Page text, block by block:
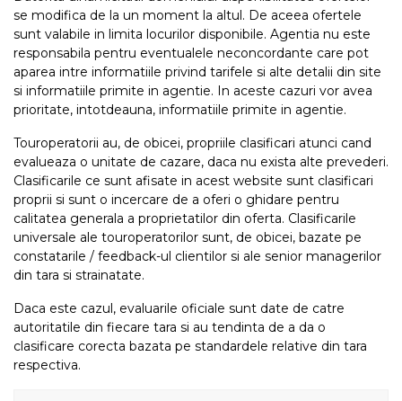
se modifica de la un moment la altul. De aceea ofertele
sunt valabile in limita locurilor disponibile. Agentia nu este
responsabila pentru eventualele neconcordante care pot
aparea intre informatiile privind tarifele si alte detalii din site
si informatiile primite in agentie. In aceste cazuri vor avea
prioritate, intotdeauna, informatiile primite in agentie.
Touroperatorii au, de obicei, propriile clasificari atunci cand
evalueaza o unitate de cazare, daca nu exista alte prevederi.
Clasificarile ce sunt afisate in acest website sunt clasificari
proprii si sunt o incercare de a oferi o ghidare pentru
calitatea generala a proprietatilor din oferta. Clasificarile
universale ale touroperatorilor sunt, de obicei, bazate pe
constatarile / feedback-ul clientilor si ale senior managerilor
din tara si strainatate.
Daca este cazul, evaluarile oficiale sunt date de catre
autoritatile din fiecare tara si au tendinta de a da o
clasificare corecta bazata pe standardele relative din tara
respectiva.